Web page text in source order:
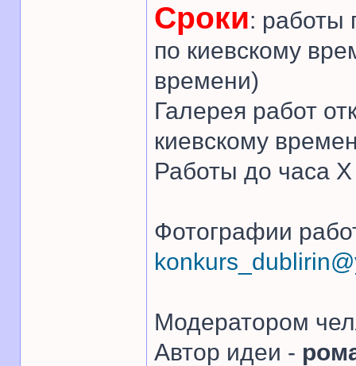
Сроки: работы
по киевскому
времени)
Галерея работ
киевскому
Работы до часа
Фотографии
Модератором
Автор идеи -